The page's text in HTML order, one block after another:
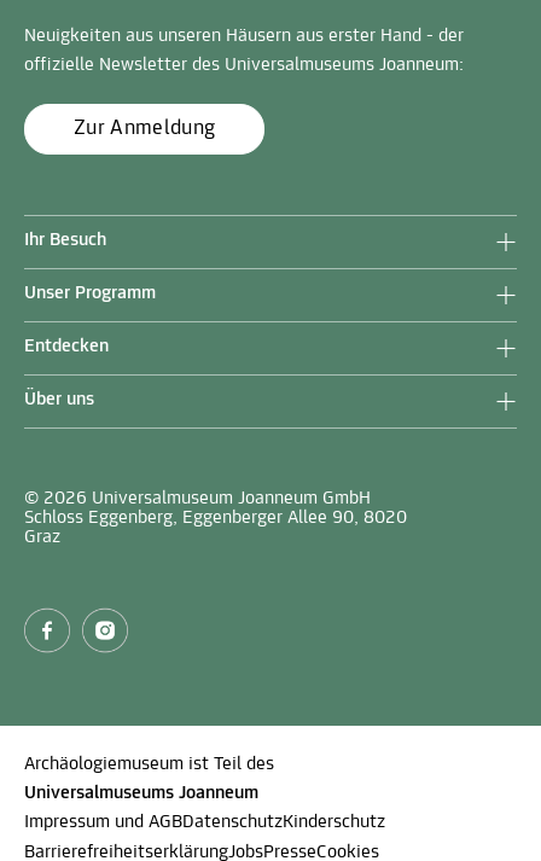
Neuigkeiten aus unseren Häusern aus erster Hand - der
offizielle Newsletter des Universalmuseums Joanneum:
Zur Anmeldung
Ihr Besuch
Unser Programm
Entdecken
Über uns
© 2026 Universalmuseum Joanneum GmbH
Schloss Eggenberg, Eggenberger Allee 90, 8020
Graz
Archäologiemuseum ist Teil des
Universalmuseums Joanneum
Impressum und AGBDatenschutzKinderschutz
BarrierefreiheitserklärungJobsPresseCookies